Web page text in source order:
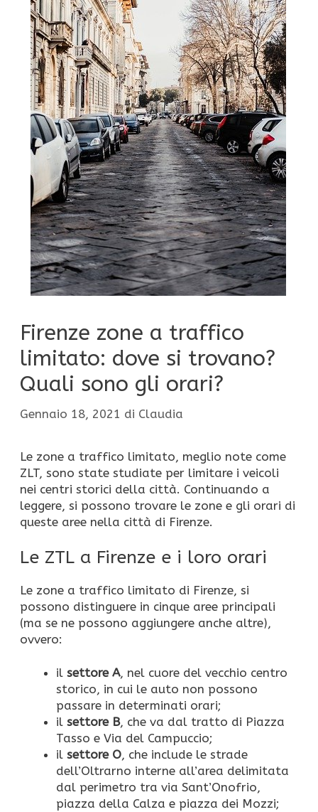
Firenze zone a traffico
limitato: dove si trovano?
Quali sono gli orari?
Gennaio 18, 2021 di Claudia
Le zone a traffico limitato, meglio note come
ZLT, sono state studiate per limitare i veicoli
nei centri storici della città. Continuando a
leggere, si possono trovare le zone e gli orari di
queste aree nella città di Firenze.
Le ZTL a Firenze e i loro orari
Le zone a traffico limitato di Firenze, si
possono distinguere in cinque aree principali
(ma se ne possono aggiungere anche altre),
ovvero:
il settore A, nel cuore del vecchio centro
storico, in cui le auto non possono
passare in determinati orari;
il settore B, che va dal tratto di Piazza
Tasso e Via del Campuccio;
il settore O, che include le strade
dell’Oltrarno interne all’area delimitata
dal perimetro tra via Sant’Onofrio,
piazza della Calza e piazza dei Mozzi;